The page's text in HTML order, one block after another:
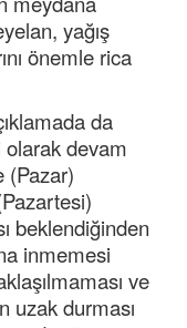
yağış
önemle rica
da
devam
(Pazar)
beklendiğinden
inmemesi
ve
uzak durması